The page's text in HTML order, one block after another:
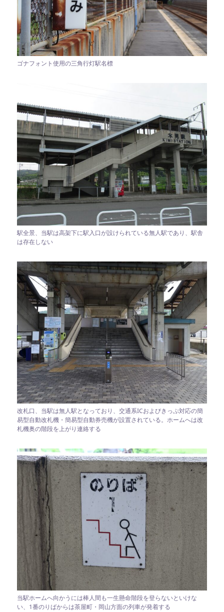
ゴナフォント使用の三角行灯駅名標
駅全景、当駅は高架下に駅入口が設けられている無人駅であり、駅舎
は存在しない
改札口、当駅は無人駅となっており、交通系ICおよびきっぷ対応の簡
易型自動改札機・簡易型自動券売機が設置されている。ホームへは改
札機奥の階段を上がり連絡する
当駅ホームへ向かうには棒人間も一生懸命階段を登らないといけな
い、1番のりばからは茶屋町・岡山方面の列車が発着する